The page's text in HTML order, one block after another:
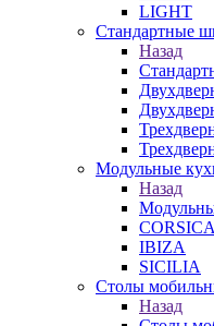
LIGHT
Стандартные
Назад
Модульные
Назад
CORSICA
IBIZA
SICILIA
Столы
Назад